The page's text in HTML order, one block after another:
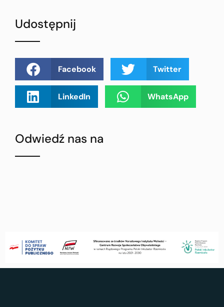
Udostępnij
Facebook Twitter
LinkedIn WhatsApp
Odwiedź nas na